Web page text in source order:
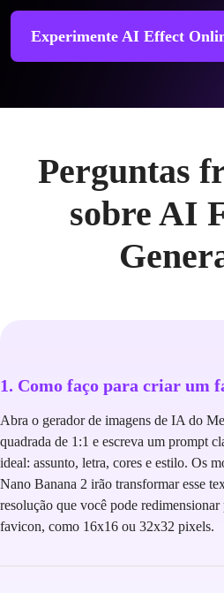
Experimente AI Effect
Perguntas
sobre AI
1. Como faço para criar um
Abra o gerador de imagens de IA do
quadrada de 1:1 e escreva um prompt
ideal: assunto, letra, cores e estilo. Os
Nano Banana 2 irão transformar esse
resolução que você pode redimensionar
favicon, como 16x16 ou 32x32 pixels.